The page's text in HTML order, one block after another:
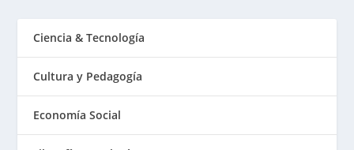
Ciencia & Tecnología
Cultura y Pedagogía
Economía Social